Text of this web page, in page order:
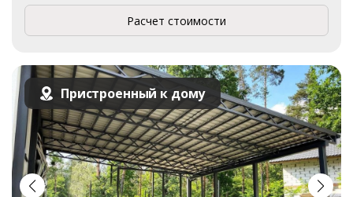
Расчет стоимости
Пристроенный к дому